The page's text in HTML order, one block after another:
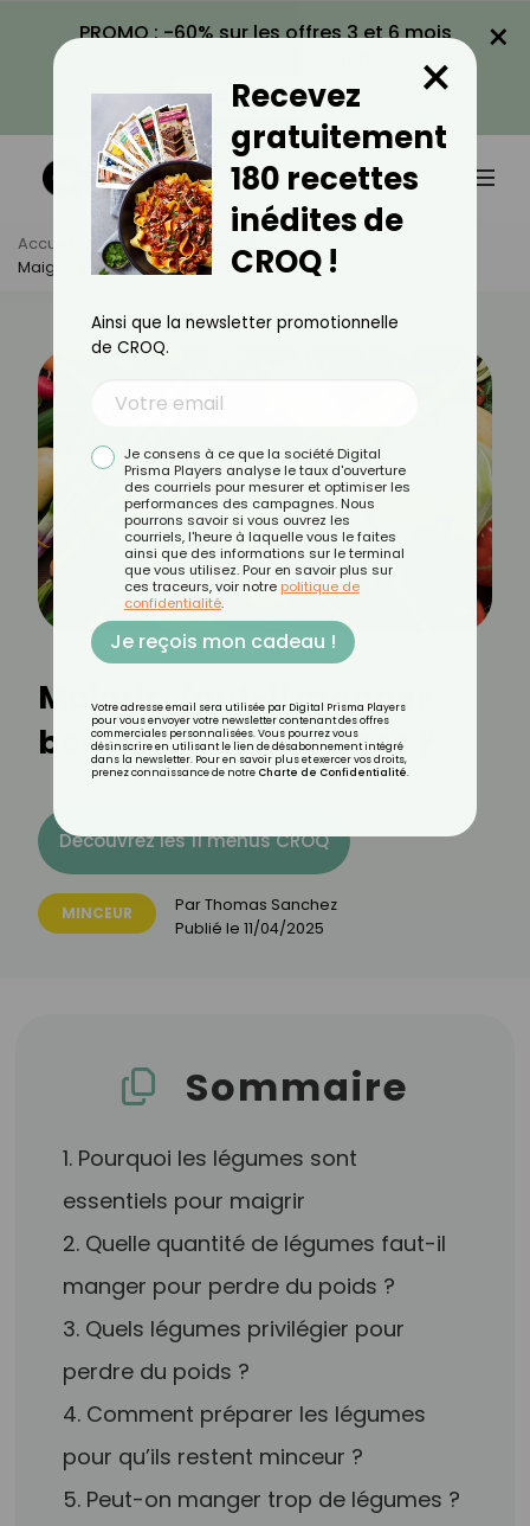
PROMO : -60% sur les offres 3 et 6 mois
VOIR LA PROMO
×
Accueil Actus
Minceur
Maigrir : Faut-Il Manger Beaucoup De Légumes ?
Maigrir : faut-il manger
beaucoup de légumes ?
Découvrez les 11 menus CROQ
MINCEUR ParThomas Sanchez
Publié le 11/04/2025
Sommaire
1. Pourquoi les légumes sont
essentiels pour maigrir
2. Quelle quantité de légumes faut-il
manger pour perdre du poids ?
3. Quels légumes privilégier pour
perdre du poids ?
4. Comment préparer les légumes
pour qu’ils restent minceur ?
5. Peut-on manger trop de légumes ?
Recevez
gratuitement
180 recettes
inédites de
CROQ !
×
Ainsi que la newsletter promotionnelle
de CROQ.
Je consens à ce que la société Digital
Prisma Players analyse le taux d'ouverture
des courriels pour mesurer et optimiser les
performances des campagnes. Nous
pourrons savoir si vous ouvrez les
courriels, l'heure à laquelle vous le faites
ainsi que des informations sur le terminal
que vous utilisez. Pour en savoir plus sur
ces traceurs, voir notre politique de
confidentialité.
Je reçois mon cadeau !
Votre adresse email sera utilisée par Digital Prisma Players
pour vous envoyer votre newsletter contenant des offres
commerciales personnalisées. Vous pourrez vous
désinscrire en utilisant le lien de désabonnement intégré
dans la newsletter. Pour en savoir plus et exercer vos droits,
prenez connaissance de notre Charte de Confidentialité.